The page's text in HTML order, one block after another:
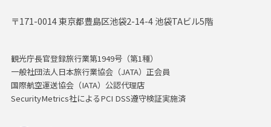
〒171-0014 東京都豊島区池袋2-14-4 池袋TAビル5階
観光庁長官登録旅行業第1949号（第1種）
一般社団法人日本旅行業協会（JATA）正会員
国際航空運送協会（IATA）公認代理店
SecurityMetrics社によるPCI DSS遵守検証実施済